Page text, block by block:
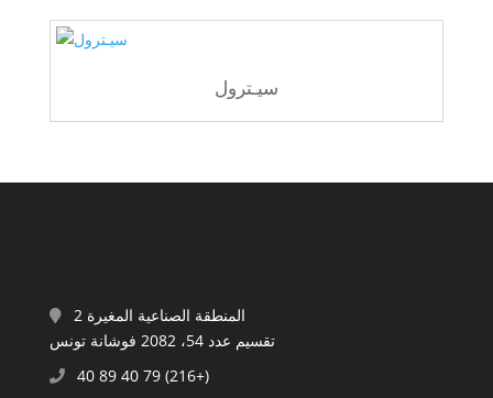
سيـترول
المنطقة الصناعية المغيرة 2
تقسيم عدد 54، 2082 فوشانة تونس
40 89 40 79 (216+)